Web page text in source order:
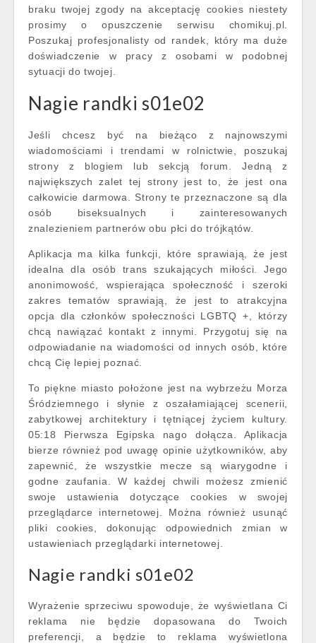
braku twojej zgody na akceptację cookies niestety
prosimy o opuszczenie serwisu chomikuj.pl.
Poszukaj profesjonalisty od randek, który ma duże
doświadczenie w pracy z osobami w podobnej
sytuacji do twojej.
Nagie randki s01e02
Jeśli chcesz być na bieżąco z najnowszymi
wiadomościami i trendami w rolnictwie, poszukaj
strony z blogiem lub sekcją forum. Jedną z
największych zalet tej strony jest to, że jest ona
całkowicie darmowa. Strony te przeznaczone są dla
osób biseksualnych i zainteresowanych
znalezieniem partnerów obu płci do trójkątów.
Aplikacja ma kilka funkcji, które sprawiają, że jest
idealna dla osób trans szukających miłości. Jego
anonimowość, wspierająca społeczność i szeroki
zakres tematów sprawiają, że jest to atrakcyjna
opcja dla członków społeczności LGBTQ +, którzy
chcą nawiązać kontakt z innymi. Przygotuj się na
odpowiadanie na wiadomości od innych osób, które
chcą Cię lepiej poznać.
To piękne miasto położone jest na wybrzeżu Morza
Śródziemnego i słynie z oszałamiającej scenerii,
zabytkowej architektury i tętniącej życiem kultury.
05:18 Pierwsza Egipska nago dołącza. Aplikacja
bierze również pod uwagę opinie użytkowników, aby
zapewnić, że wszystkie mecze są wiarygodne i
godne zaufania. W każdej chwili możesz zmienić
swoje ustawienia dotyczące cookies w swojej
przeglądarce internetowej. Można również usunąć
pliki cookies, dokonując odpowiednich zmian w
ustawieniach przeglądarki internetowej.
Nagie randki s01e02
Wyrażenie sprzeciwu spowoduje, że wyświetlana Ci
reklama nie będzie dopasowana do Twoich
preferencji, a będzie to reklama wyświetlona